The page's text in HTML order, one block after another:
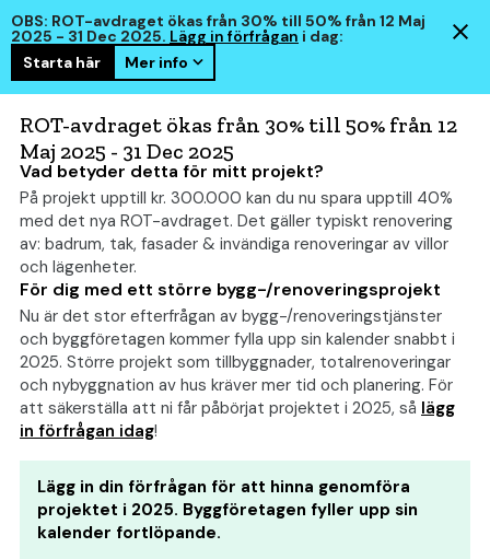
OBS: ROT-avdraget ökas från 30% till 50% från 12 Maj
2025 - 31 Dec 2025. Lägg in förfrågan i dag:
Starta här
Mer info
ROT-avdraget ökas från 30% till 50% från 12
Maj 2025 - 31 Dec 2025
Vad betyder detta för mitt projekt?
På projekt upptill kr. 300.000 kan du nu spara upptill 40%
med det nya ROT-avdraget. Det gäller typiskt renovering
av: badrum, tak, fasader & invändiga renoveringar av villor
och lägenheter.
För dig med ett större bygg-/renoveringsprojekt
Nu är det stor efterfrågan av bygg-/renoveringstjänster
och byggföretagen kommer fylla upp sin kalender snabbt i
2025. Större projekt som tillbyggnader, totalrenoveringar
och nybyggnation av hus kräver mer tid och planering. För
att säkerställa att ni får påbörjat projektet i 2025, så lägg
in förfrågan idag!
Lägg in din förfrågan för att hinna genomföra
projektet i 2025. Byggföretagen fyller upp sin
kalender fortlöpande.
hemsmart
Hus med uthyrningsdel:
Allt om kostnad, bygglov
och tips (2026)